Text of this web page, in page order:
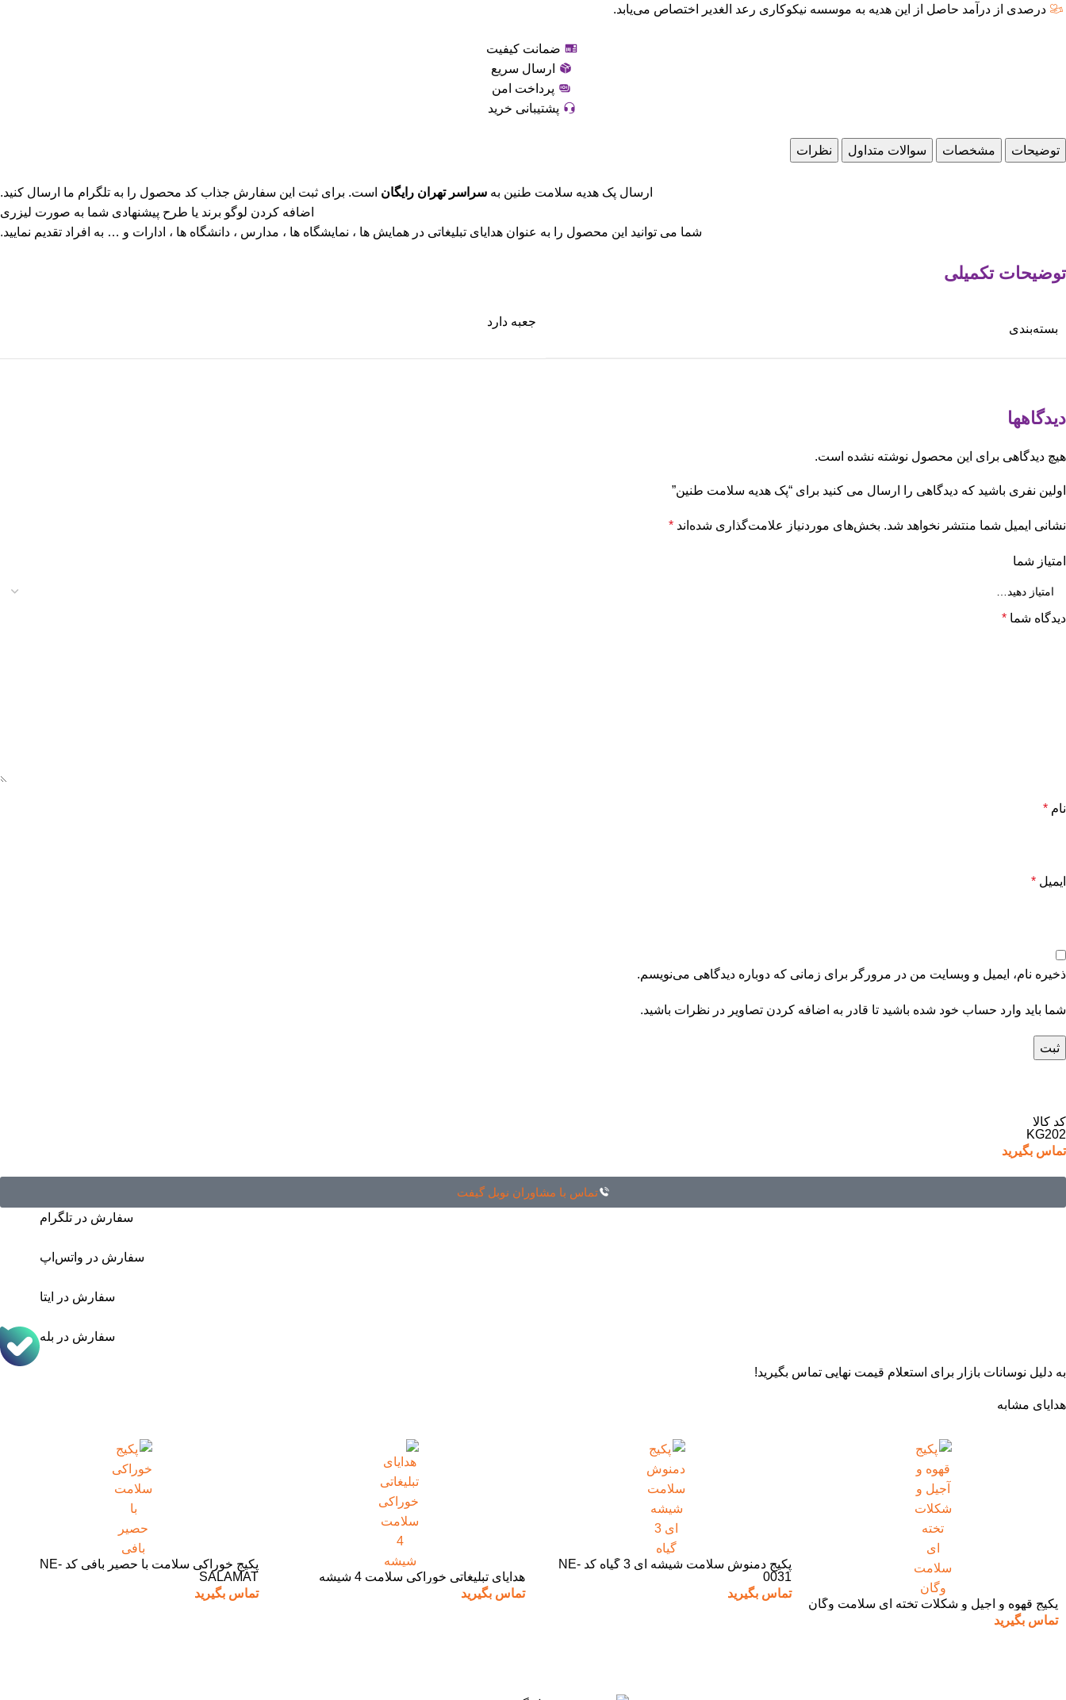
درصدی از درآمد حاصل از این هدیه به موسسه نیکوکاری رعد الغدیر اختصاص می‌یابد.
ضمانت کیفیت
ارسال سریع
پرداخت امن
پشتیبانی خرید
توضیحات مشخصات سوالات متداول نظرات
ارسال پک هدیه سلامت طنین به سراسر تهران رایگان است. برای ثبت این سفارش جذاب کد محصول را به تلگرام ما ارسال کنید.
اضافه کردن لوگو برند یا طرح پیشنهادی شما به صورت لیزری
شما می توانید این محصول را به عنوان هدایای تبلیغاتی در همایش ها ، نمایشگاه ها ، مدارس ، دانشگاه ها ، ادارات و … به افراد تقدیم نمایید.
توضیحات تکمیلی
بسته‌بندی
جعبه دارد
دیدگاهها
هیچ دیدگاهی برای این محصول نوشته نشده است.
اولین نفری باشید که دیدگاهی را ارسال می کنید برای “پک هدیه سلامت طنین”
نشانی ایمیل شما منتشر نخواهد شد. بخش‌های موردنیاز علامت‌گذاری شده‌اند *
امتیاز شما
دیدگاه شما *
نام *
ایمیل *
ذخیره نام، ایمیل و وبسایت من در مرورگر برای زمانی که دوباره دیدگاهی می‌نویسم.
شما باید وارد حساب خود شده باشید تا قادر به اضافه کردن تصاویر در نظرات باشید.
کد کالا
KG202
تماس بگیرید
تماس با مشاوران نوبل گیفت
سفارش در تلگرام
سفارش در واتس‌اپ
سفارش در ایتا
سفارش در بله
به دلیل نوسانات بازار برای استعلام قیمت نهایی تماس بگیرید!
هدایای مشابه
پکیج قهوه و آجیل و شکلات تخته ای سلامت وگان
تماس بگیرید
پکیج دمنوش سلامت شیشه ای 3 گیاه کد NE-
0031
تماس بگیرید
هدایای تبلیغاتی خوراکی سلامت 4 شیشه
تماس بگیرید
پکیج خوراکی سلامت با حصیر بافی کد NE-
SALAMAT
تماس بگیرید